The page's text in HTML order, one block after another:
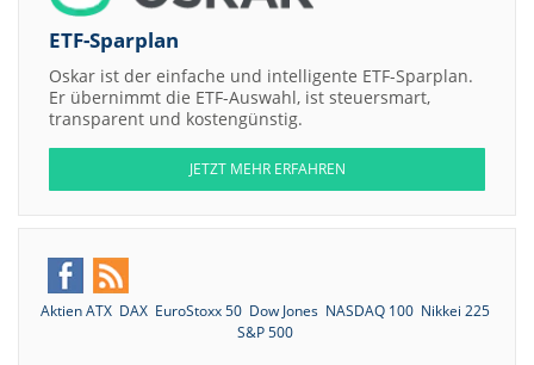
ETF-Sparplan
Oskar ist der einfache und intelligente ETF-Sparplan.
Er übernimmt die ETF-Auswahl, ist steuersmart,
transparent und kostengünstig.
JETZT MEHR ERFAHREN
Aktien ATX DAX EuroStoxx 50 Dow Jones NASDAQ 100 Nikkei 225
S&P 500